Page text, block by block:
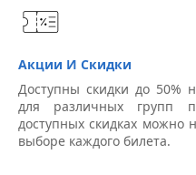
Акции И Скидки
Доступны скидки до 50%
для различных групп
доступных скидках
выборе каждого билета.